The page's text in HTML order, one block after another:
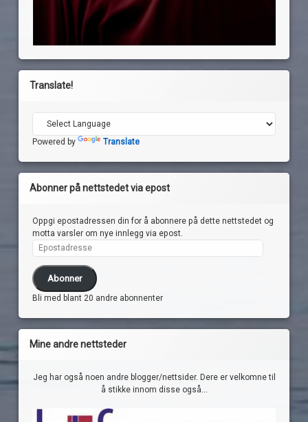
Translate!
Powered by Translate
Abonner på nettstedet via epost
Oppgi epostadressen din for å abonnere på dette nettstedet og
motta varsler om nye innlegg via epost.
Epostadresse
Abonner
Bli med blant 20 andre abonnenter
Mine andre nettsteder
Jeg har også noen andre blogger/nettsider. Dere er velkomne til
å stikke innom disse også...